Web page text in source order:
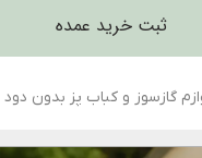
ثبت خرید عمده
گازسوز و کباب پز بدون دود